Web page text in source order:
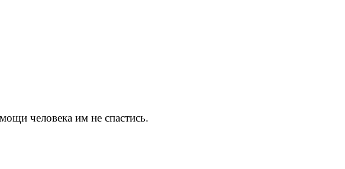
человека им не спастись.